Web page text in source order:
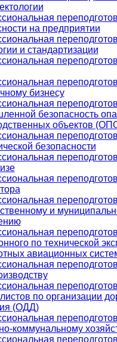
на предприятии
и стандартизации
бизнесу
безопасность
объектов
безопасности
и
по технической
авиационных
по организации
(ОДД)
коммунальному